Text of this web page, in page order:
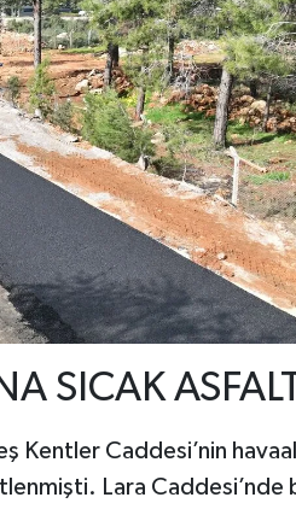
SICAK
Kentler Caddesi’nin
Lara Caddesi’nde